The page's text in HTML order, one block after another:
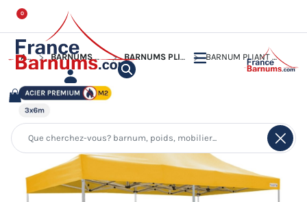
0
ACCUEIL BARNUMS PLIANTS - STANDS ACIER PREMIUM M2 BARNUMS PLIANTS - STANDS ACIER PREMIUM M2 3X6M BARNUM PLIANT - STAND ACIER PREMIUM 3X6M JAUNE 380GR/M²